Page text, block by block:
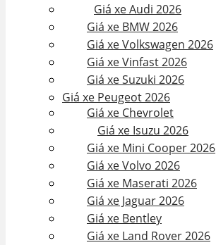
Giá xe Audi 2026
Giá xe BMW 2026
Giá xe Volkswagen 2026
Giá xe Vinfast 2026
Giá xe Suzuki 2026
Giá xe Peugeot 2026
Giá xe Chevrolet
Giá xe Isuzu 2026
Giá xe Mini Cooper 2026
Giá xe Volvo 2026
Giá xe Maserati 2026
Giá xe Jaguar 2026
Giá xe Bentley
Giá xe Land Rover 2026